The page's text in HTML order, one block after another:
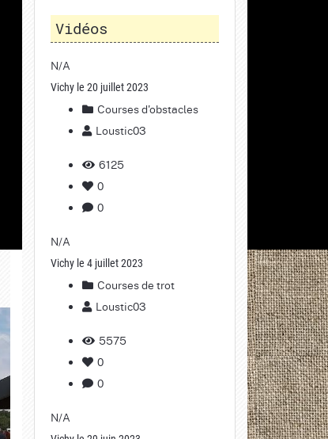
Vidéos
N/A
Vichy le 20 juillet 2023
Courses d'obstacles
Loustic03
6125
0
0
N/A
Vichy le 4 juillet 2023
Courses de trot
Loustic03
5575
0
0
N/A